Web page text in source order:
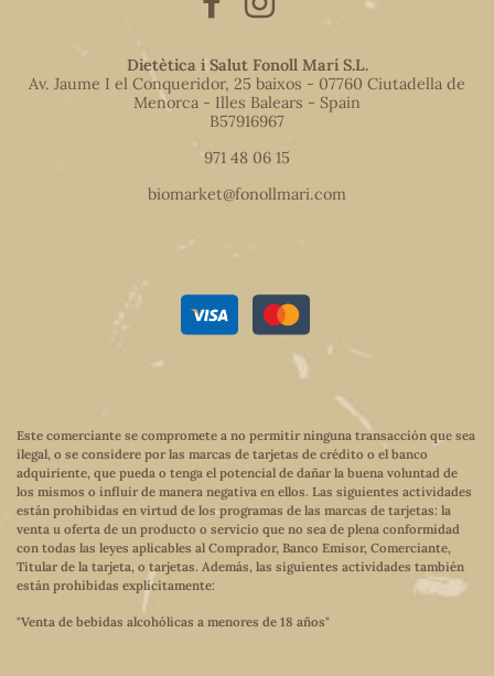
Dietètica i Salut Fonoll Marí S.L.
Av. Jaume I el Conqueridor, 25 baixos - 07760 Ciutadella de
Menorca - Illes Balears - Spain
B57916967
971 48 06 15
biomarket@fonollmari.com
Este comerciante se compromete a no permitir ninguna transacción que sea
ilegal, o se considere por las marcas de tarjetas de crédito o el banco
adquiriente, que pueda o tenga el potencial de dañar la buena voluntad de
los mismos o influir de manera negativa en ellos. Las siguientes actividades
están prohibidas en virtud de los programas de las marcas de tarjetas: la
venta u oferta de un producto o servicio que no sea de plena conformidad
con todas las leyes aplicables al Comprador, Banco Emisor, Comerciante,
Titular de la tarjeta, o tarjetas. Además, las siguientes actividades también
están prohibidas explícitamente:
"Venta de bebidas alcohólicas a menores de 18 años"